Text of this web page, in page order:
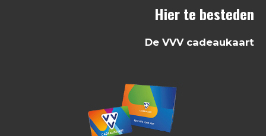
Hier te besteden
De VVV cadeaukaart